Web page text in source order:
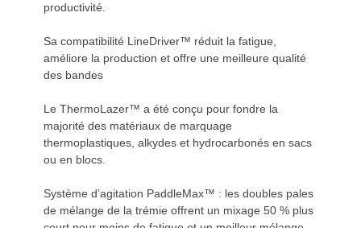
productivité.
Sa compatibilité LineDriver™ réduit la fatigue,
améliore la production et offre une meilleure qualité
des bandes
Le ThermoLazer™ a été conçu pour fondre la
majorité des matériaux de marquage
thermoplastiques, alkydes et hydrocarbonés en sacs
ou en blocs.
Système d’agitation PaddleMax™ : les doubles pales
de mélange de la trémie offrent un mixage 50 % plus